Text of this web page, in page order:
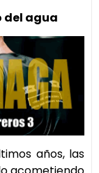
del agua
años, las